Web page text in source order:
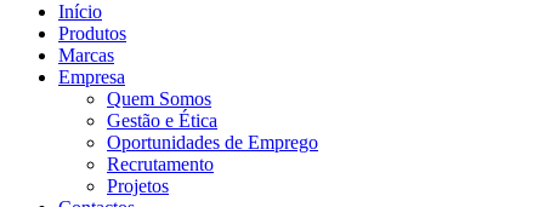
Início
Produtos
Marcas
Empresa
Quem Somos
Gestão e Ética
Oportunidades de Emprego
Recrutamento
Projetos